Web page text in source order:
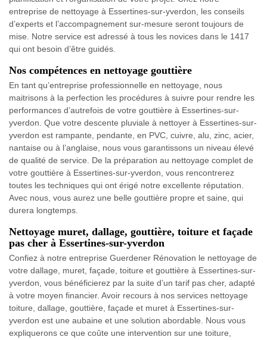
entreprise de nettoyage à Essertines-sur-yverdon, les conseils
d’experts et l’accompagnement sur-mesure seront toujours de
mise. Notre service est adressé à tous les novices dans le 1417
qui ont besoin d’être guidés.
Nos compétences en nettoyage gouttière
En tant qu’entreprise professionnelle en nettoyage, nous
maitrisons à la perfection les procédures à suivre pour rendre les
performances d’autrefois de votre gouttière à Essertines-sur-
yverdon. Que votre descente pluviale à nettoyer à Essertines-sur-
yverdon est rampante, pendante, en PVC, cuivre, alu, zinc, acier,
nantaise ou à l’anglaise, nous vous garantissons un niveau élevé
de qualité de service. De la préparation au nettoyage complet de
votre gouttière à Essertines-sur-yverdon, vous rencontrerez
toutes les techniques qui ont érigé notre excellente réputation.
Avec nous, vous aurez une belle gouttière propre et saine, qui
durera longtemps.
Nettoyage muret, dallage, gouttière, toiture et façade
pas cher à Essertines-sur-yverdon
Confiez à notre entreprise Guerdener Rénovation le nettoyage de
votre dallage, muret, façade, toiture et gouttière à Essertines-sur-
yverdon, vous bénéficierez par la suite d’un tarif pas cher, adapté
à votre moyen financier. Avoir recours à nos services nettoyage
toiture, dallage, gouttière, façade et muret à Essertines-sur-
yverdon est une aubaine et une solution abordable. Nous vous
expliquerons ce que coûte une intervention sur une toiture,